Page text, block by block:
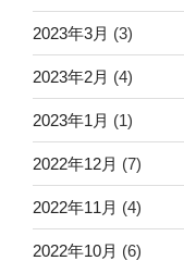
2023年3月 (3)
2023年2月 (4)
2023年1月 (1)
2022年12月 (7)
2022年11月 (4)
2022年10月 (6)